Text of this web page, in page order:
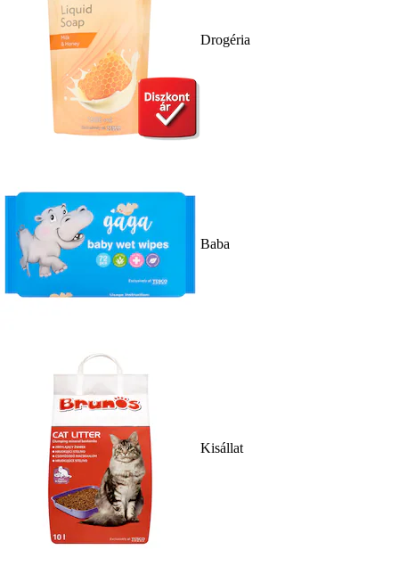
Drogéria
Baba
Kisállat